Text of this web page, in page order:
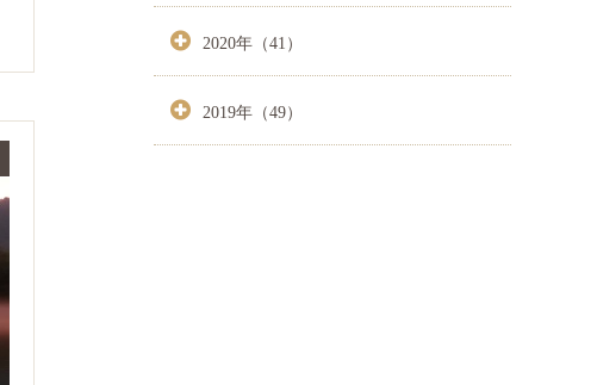
2020年（41）
2019年（49）